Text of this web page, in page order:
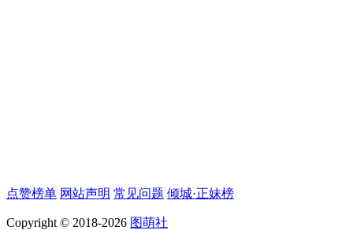
点赞榜单 网站声明 常见问题 倾城·正妹榜
Copyright © 2018-2026 图萌社